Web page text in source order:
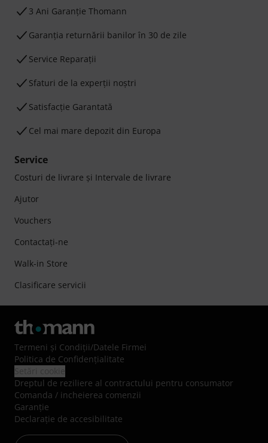
3 Ani Garanție Thomann
Garanţia returnării banilor în 30 de zile
Service Reparații
Sfaturi de la experții noștri
Satisfacție Garantată
Cel mai mare depozit din Europa
Service
Costuri de livrare şi Intervale de livrare
Ajutor
Vouchers
Contactaţi-ne
Walk-in Store
Clasificare servicii
Termeni şi Condiţii/Datele Firmei
Politica de Confidenţialitate
Dreptul de reziliere al contractului pentru consumator
Comanda / incheierea comenzii
Garanție
Declarație de accesibilitate